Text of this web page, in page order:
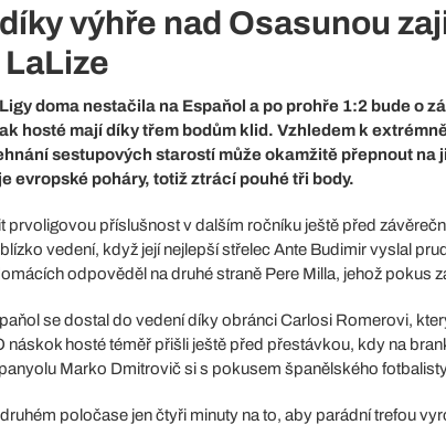
výhře nad Osasunou
doma nestačila na Espaňol a po prohře 1:2 bude o
hosté mají díky třem bodům klid. Vzhledem k
sestupových starostí může okamžitě přepnout na
evropské poháry, totiž ztrácí pouhé tři body.
prvoligovou příslušnost v dalším ročníku ještě před
vedení, když její nejlepší střelec Ante Budimir vyslal
odpověděl na druhé straně Pere Milla, jehož pokus
se dostal do vedení díky obránci Carlosi Romerovi,
náskok hosté téměř přišli ještě před přestávkou, kdy na
Marko Dmitrovič si s pokusem španělského
poločase jen čtyři minuty na to, aby parádní trefou